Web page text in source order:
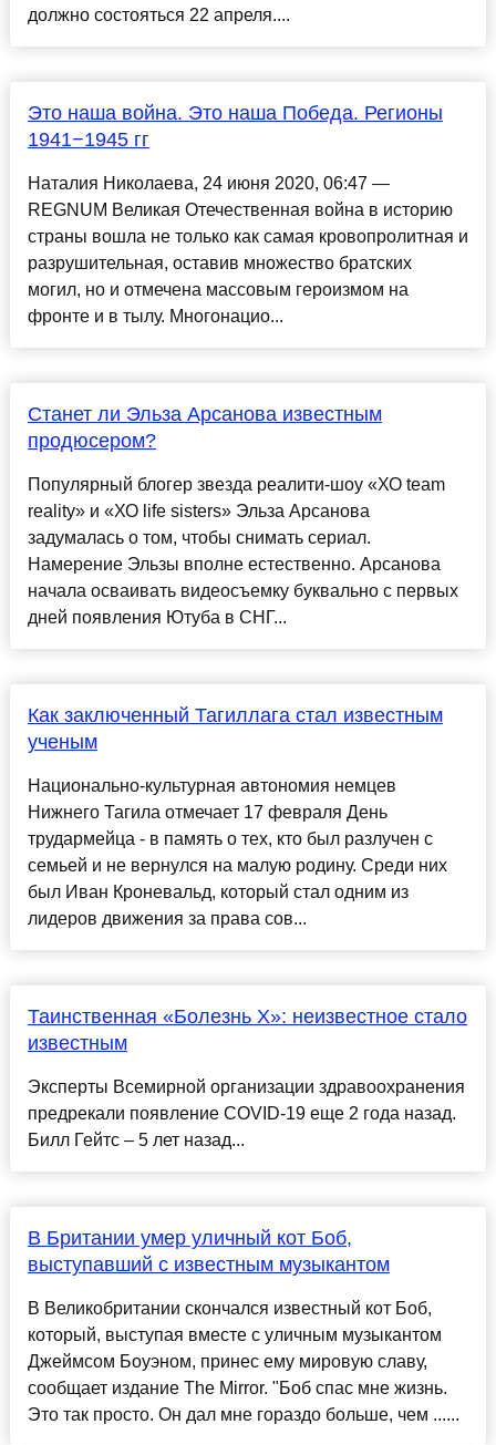
должно состояться 22 апреля....
Это наша война. Это наша Победа. Регионы
1941−1945 гг
Наталия Николаева, 24 июня 2020, 06:47 —
REGNUM Великая Отечественная война в историю
страны вошла не только как самая кровопролитная и
разрушительная, оставив множество братских
могил, но и отмечена массовым героизмом на
фронте и в тылу. Многонацио...
Станет ли Эльза Арсанова известным
продюсером?
Популярный блогер звезда реалити-шоу «ХО team
reality» и «ХО life sisters» Эльза Арсанова
задумалась о том, чтобы снимать сериал.
Намерение Эльзы вполне естественно. Арсанова
начала осваивать видеосъемку буквально с первых
дней появления Ютуба в СНГ...
Как заключенный Тагиллага стал известным
ученым
Национально-культурная автономия немцев
Нижнего Тагила отмечает 17 февраля День
трудармейца - в память о тех, кто был разлучен с
семьей и не вернулся на малую родину. Среди них
был Иван Кроневальд, который стал одним из
лидеров движения за права сов...
Таинственная «Болезнь Х»: неизвестное стало
известным
Эксперты Всемирной организации здравоохранения
предрекали появление COVID-19 еще 2 года назад.
Билл Гейтс – 5 лет назад...
В Британии умер уличный кот Боб,
выступавший с известным музыкантом
В Великобритании скончался известный кот Боб,
который, выступая вместе с уличным музыкантом
Джеймсом Боуэном, принес ему мировую славу,
сообщает издание The Mirror. "Боб спас мне жизнь.
Это так просто. Он дал мне гораздо больше, чем ......